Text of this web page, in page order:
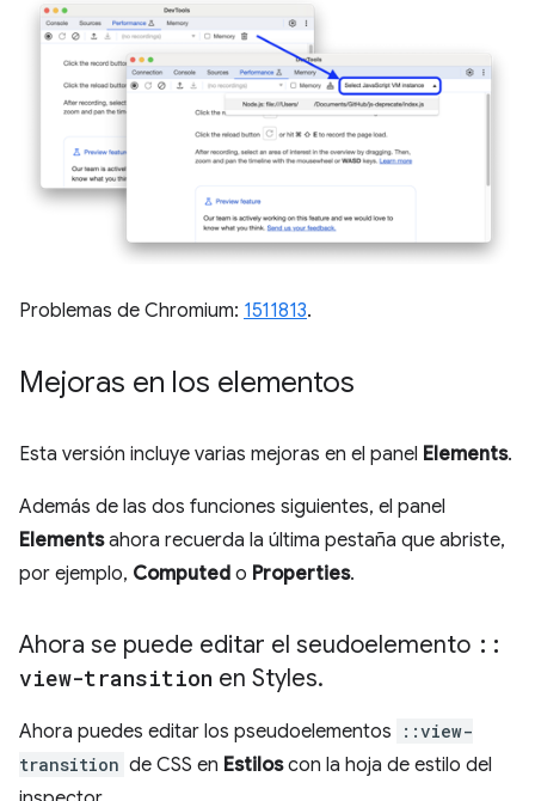
Problemas de Chromium: 1511813.
Mejoras en los elementos
Esta versión incluye varias mejoras en el panel Elements.
Además de las dos funciones siguientes, el panel
Elementsahora recuerda la última pestaña que abriste,
por ejemplo, Computed o Properties.
Ahora se puede editar el seudoelemento ::
view-transition en Styles.
Ahora puedes editar los pseudoelementos
::view-
transition de CSS en Estiloscon la hoja de estilo del